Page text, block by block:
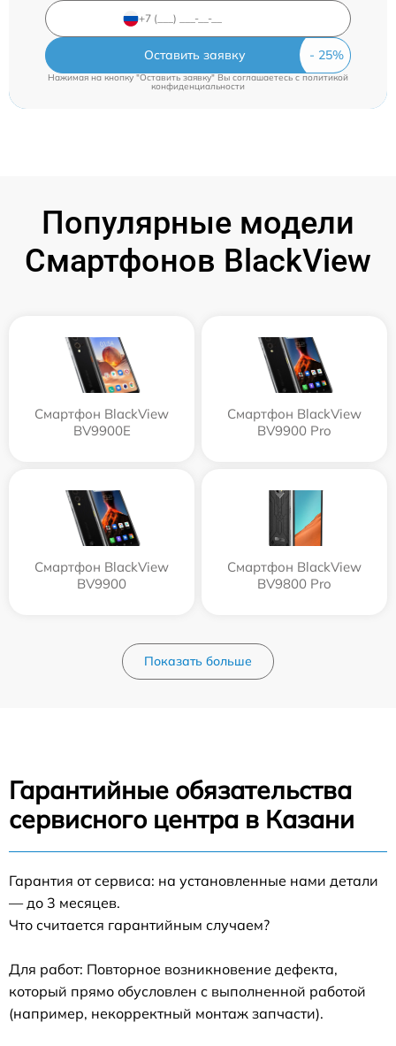
Оставить заявку
Нажимая на кнопку "Оставить заявку" Вы соглашаетесь cполитикой
конфиденциальности
Популярные модели
Смартфонов BlackView
Смартфон BlackView
BV9900E
Смартфон BlackView
BV9900 Pro
Смартфон BlackView
BV9900
Смартфон BlackView
BV9800 Pro
Показать больше
Гарантийные обязательства
сервисного центра в Казани
Гарантия от сервиса: на установленные нами детали
— до 3 месяцев.
Что считается гарантийным случаем?
Для работ: Повторное возникновение дефекта,
который прямо обусловлен с выполненной работой
(например, некорректный монтаж запчасти).